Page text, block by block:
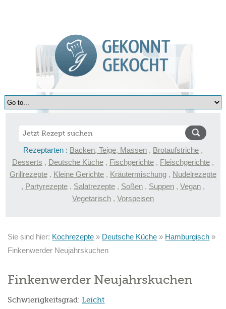
Rezeptarten : Backen, Teige, Massen , Brotaufstriche ,
Desserts , Deutsche Küche , Fischgerichte , Fleischgerichte ,
Grillrezepte , Kleine Gerichte , Kräutermischung , Nudelrezepte
, Partyrezepte , Salatrezepte , Soßen , Suppen , Vegan ,
Vegetarisch , Vorspeisen
Sie sind hier: Kochrezepte » Deutsche Küche » Hamburgisch »
Finkenwerder Neujahrskuchen
Finkenwerder Neujahrskuchen
Schwierigkeitsgrad:Leicht